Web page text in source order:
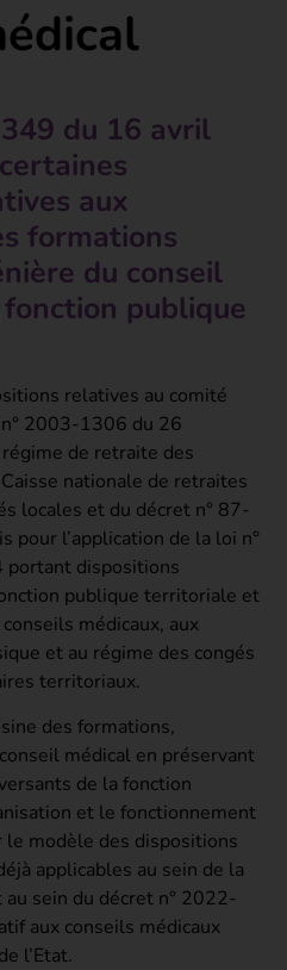
du 16 avril
aux
formations
du conseil
publique
relatives au comité
2003-1306 du 26
de retraite des
nationale de retraites
locales et du décret n° 87-
l’application de la loi n°
dispositions
publique territoriale et
médicaux, aux
et au régime des congés
territoriaux.
des formations,
médical en préservant
de la fonction
et le fonctionnement
le modèle des dispositions
applicables au sein de la
sein du décret n° 2022-
aux conseils médicaux
l’Etat.